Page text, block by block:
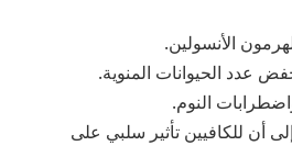
الأنسولين.
عدد الحيوانات المنوية.
النوم.
أن للكافيين تأثير سلبي على